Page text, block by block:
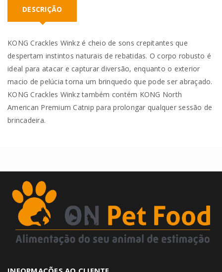
DESCRIÇÃO
KONG Crackles Winkz é cheio de sons crepitantes que
despertam instintos naturais de rebatidas. O corpo robusto é
ideal para atacar e capturar diversão, enquanto o exterior
macio de pelúcia torna um brinquedo que pode ser abraçado.
KONG Crackles Winkz também contém KONG North
American Premium Catnip para prolongar qualquer sessão de
brincadeira.